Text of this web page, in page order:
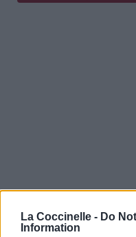
La Coccinelle - Do
Information